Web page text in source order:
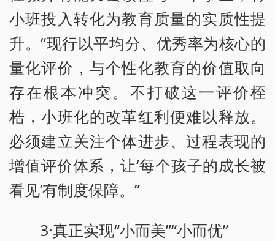
小班投入转化为教育质量的实质性提
升。“现行以平均分、优秀率为核心的
量化评价，与个性化教育的价值取向
存在根本冲突。不打破这一评价桎
梏，小班化的改革红利便难以释放。
必须建立关注个体进步、过程表现的
增值评价体系，让‘每个孩子的成长被
看见’有制度保障。”
3·真正实现“小而美”“小而优”